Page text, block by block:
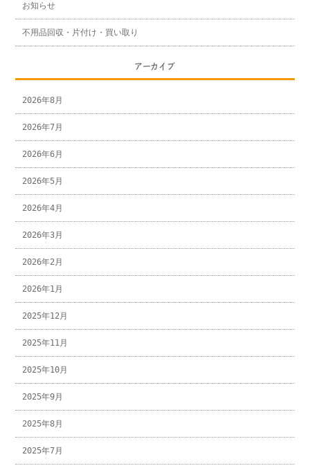
お知らせ
不用品回収・片付け・買い取り
アーカイブ
2026年8月
2026年7月
2026年6月
2026年5月
2026年4月
2026年3月
2026年2月
2026年1月
2025年12月
2025年11月
2025年10月
2025年9月
2025年8月
2025年7月